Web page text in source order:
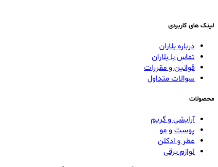
لینک های کاربردی
درباره بلاران
تماس با بلاران
قوانین و مقررات
سوالات متداول
محصولات
آرایشی و گریم
پوست و مو
عطر و ادکلن
لوازم برقی